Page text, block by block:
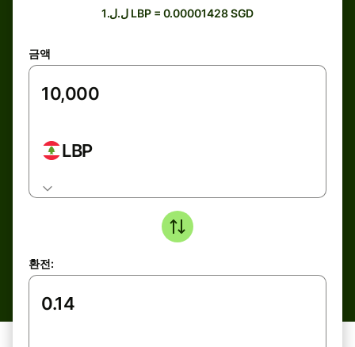
ل.ل.1 LBP = 0.00001428 SGD
금액
LBP
환전: